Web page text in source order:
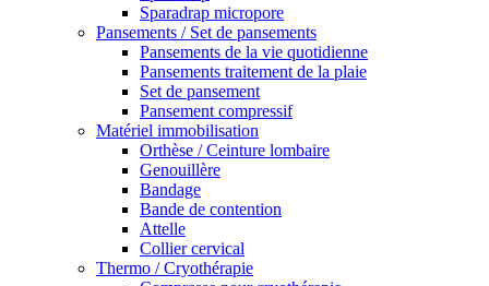
Sparadrap micropore
Pansements / Set de pansements
Pansements de la vie quotidienne
Pansements traitement de la plaie
Set de pansement
Pansement compressif
Matériel immobilisation
Orthèse / Ceinture lombaire
Genouillère
Bandage
Bande de contention
Attelle
Collier cervical
Thermo / Cryothérapie